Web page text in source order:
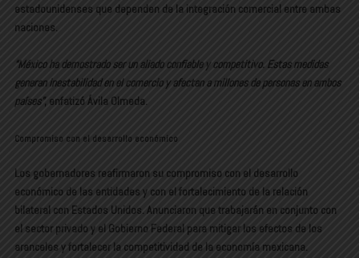
estadounidenses que dependen de la integración comercial entre ambas
naciones.
“México ha demostrado ser un aliado confiable y competitivo. Estas medidas
generan inestabilidad en el comercio y afectan a millones de personas en ambos
países”, enfatizó Ávila Olmeda.
Compromiso con el desarrollo económico
Los gobernadores reafirmaron su compromiso con el desarrollo
económico de las entidades y con el fortalecimiento de la relación
bilateral con Estados Unidos. Anunciaron que trabajarán en conjunto con
el sector privado y el Gobierno Federal para mitigar los efectos de los
aranceles y fortalecer la competitividad de la economía mexicana.